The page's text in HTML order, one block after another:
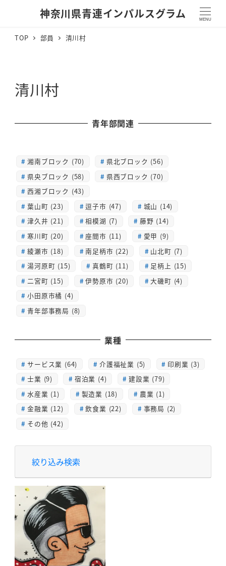
神奈川県青連インパルスグラム MENU
TOP 部員 清川村
清川村
青年部関連
湘南ブロック (70)
県北ブロック (56)
県央ブロック (58)
県西ブロック (70)
西湘ブロック (43)
葉山町 (23)
逗子市 (47)
城山 (14)
津久井 (21)
相模湖 (7)
藤野 (14)
寒川町 (20)
座間市 (11)
愛甲 (9)
綾瀬市 (18)
南足柄市 (22)
山北町 (7)
湯河原町 (15)
真鶴町 (11)
足柄上 (15)
二宮町 (15)
伊勢原市 (20)
大磯町 (4)
小田原市橘 (4)
青年部事務局 (8)
業種
サービス業 (64) 介護福祉業 (5)
印刷業 (3)
士業 (9)
宿泊業 (4)
建設業 (79)
水産業 (1)
製造業 (18)
農業 (1)
金融業 (12)
飲食業 (22)
事務局 (2)
その他 (42)
絞り込み検索